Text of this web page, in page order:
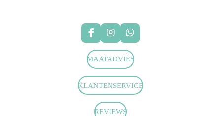
F
a
c
e
o
I
n
t
r
m
W
h
a
t
p
MAATADVIES
KLANTENSERVICE
REVIEWS